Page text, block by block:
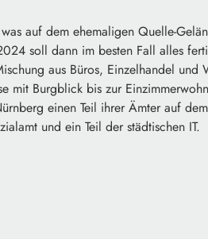
auf dem ehemaligen Quelle-
soll dann im besten Fall alles
aus Büros, Einzelhandel
mit Burgblick bis zur
einen Teil ihrer Ämter auf
und ein Teil der städtischen IT.